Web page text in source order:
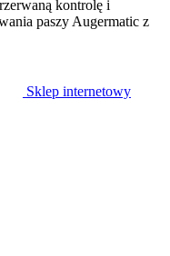
kontrolę i
paszy Augermatic z
Sklep internetowy